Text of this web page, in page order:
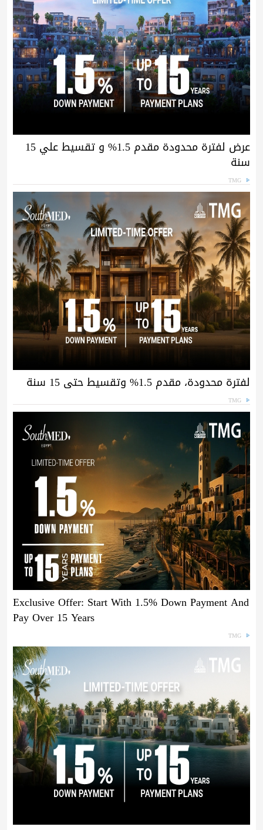
عرض لفترة محدودة مقدم 1.5% و تقسيط علي 15
سنة
TMG
لفترة محدودة، مقدم 1.5% وتقسيط حتى 15 سنة
TMG
Exclusive Offer: Start With 1.5% Down Payment And
Pay Over 15 Years
TMG